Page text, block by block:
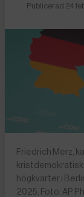
Publicerad 24
Friedrich Merz,
högkvarter i
2025. Foto: AP